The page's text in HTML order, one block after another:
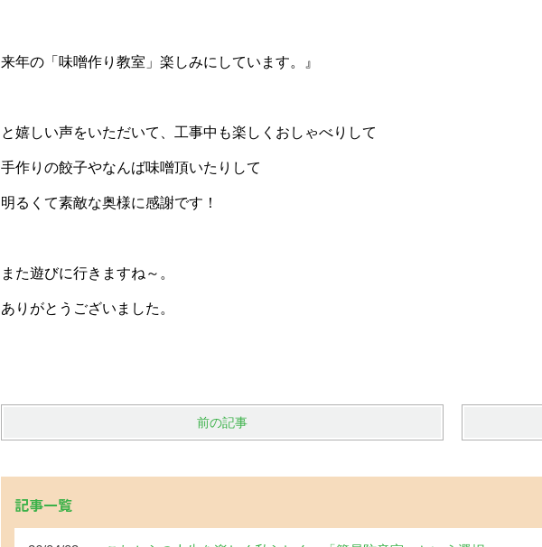
来年の「 味噌作り教室」楽しみにしています。』
と嬉しい声をいただいて、工事中も楽しくおしゃべりして
手作りの餃子やなんば味噌頂いたりして
明るくて素敵な奥様に感謝です！
また遊びに行きますね～。
ありがとうございました。
前の記事
記事一覧